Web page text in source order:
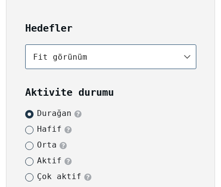
Hedefler
Fit görünüm
Aktivite durumu
Durağan
Hafif
Orta
Aktif
Çok aktif